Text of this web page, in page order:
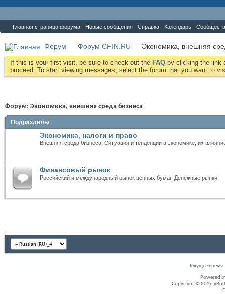
Главная страница форума Новые сообщения Справка Календарь
Форум Форум CFIN.RU Экономика, внешняя
If this is your first visit, be sure to check out the FAQ by clicking the link
proceed. To start viewing messages, select the forum that you want to
Форум: Экономика, внешняя среда бизнеса
Подразделы
Экономика, налоги и право
Внешняя среда бизнеса. Ситуация и тенденции в экономике, их
Финансовый рынок
Российский и международный рынок ценных бумаг. Денежные рынки
Текущее время:
Powered
Copyright © 2026